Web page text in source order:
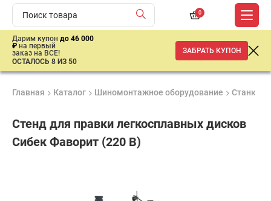
0
Дарим купон до 46 000
₽ на первый
заказ на ВСЕ!
ОСТАЛОСЬ 8 ИЗ 50
ЗАБРАТЬ КУПОН
Главная Каталог Шиномонтажное оборудование Станки
Стенд для правки легкосплавных дисков
Сибек Фаворит (220 В)